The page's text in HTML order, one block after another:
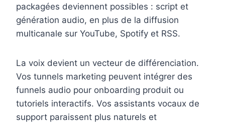
packagées deviennent possibles : script et
génération audio, en plus de la diffusion
multicanale sur YouTube, Spotify et RSS.
La voix devient un vecteur de différenciation.
Vos tunnels marketing peuvent intégrer des
funnels audio pour onboarding produit ou
tutoriels interactifs. Vos assistants vocaux de
support paraissent plus naturels et